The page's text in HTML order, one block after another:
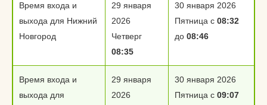
Время входа и
выхода для Нижний
Новгород
29 января
2026
Четверг
08:35
30 января 2026
Пятница с 08:32
до 08:46
Время входа и
выхода для
29 января
2026
30 января 2026
Пятница с 09:07